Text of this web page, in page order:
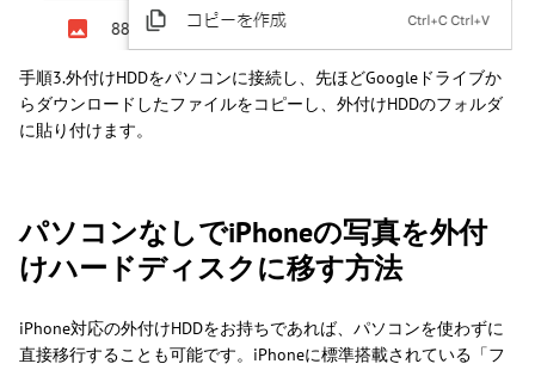
手順3.外付けHDDをパソコンに接続し、先ほどGoogleドライブか
らダウンロードしたファイルをコピーし、外付けHDDのフォルダ
に貼り付けます。
パソコンなしでiPhoneの写真を外付
けハードディスクに移す方法
iPhone対応の外付けHDDをお持ちであれば、パソコンを使わずに
直接移行することも可能です。iPhoneに標準搭載されている「フ